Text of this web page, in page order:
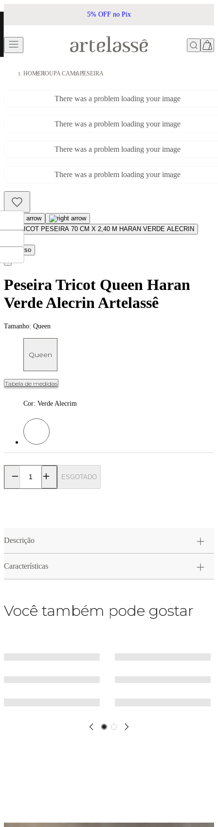
5% OFF no Pix
HOMEROUPA CAMAPESEIRA
There was a problem loading your image
There was a problem loading your image
There was a problem loading your image
There was a problem loading your image
Peseira Tricot Queen Haran
Verde Alecrin Artelassê
Tamanho: Queen
Queen
Tabela de medidas
Cor: Verde Alecrim
Cor: Verde Alecrim
ESGOTADO
Descrição
Características
Você também pode gostar